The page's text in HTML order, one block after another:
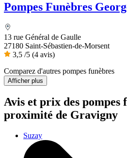
Pompes Funèbres
13 rue Général de Gaulle
27180 Saint-Sébastien-de-Morsent
3,5 /5 (4 avis)
Comparez d'autres pompes funèbres
Afficher plus
Avis et prix des pompes
proximité de Gravigny
Suzay